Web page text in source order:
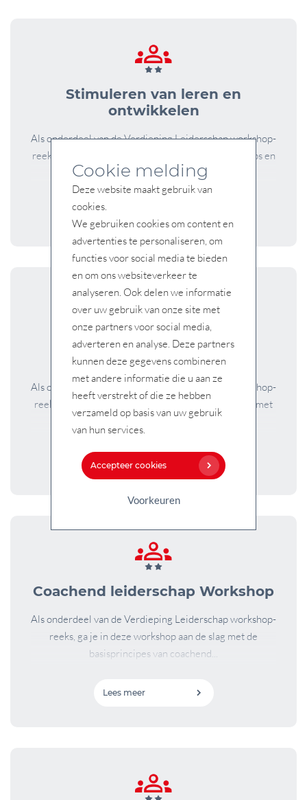
Stimuleren van leren en
ontwikkelen
Als onderdeel van de Verdieping Leiderschap workshop-
reeks, gaan we in deze workshop in op praktische tips en
vaardigheden die jij...
Lees meer
Omgaan met verandering
Workshop
Als onderdeel van de Verdieping Leiderschap workshop-
reeks, leer je in de workshop wat verandering doet met
jezelf en anderen, hoe...
Lees meer
Coachend leiderschap Workshop
Als onderdeel van de Verdieping Leiderschap workshop-
reeks, ga je in deze workshop aan de slag met de
basisprincipes van coachend...
Lees meer
Cookie melding
Deze website maakt gebruik van
cookies.
We gebruiken cookies om content en
advertenties te personaliseren, om
functies voor social media te bieden
en om ons websiteverkeer te
analyseren. Ook delen we informatie
over uw gebruik van onze site met
onze partners voor social media,
adverteren en analyse. Deze partners
kunnen deze gegevens combineren
met andere informatie die u aan ze
heeft verstrekt of die ze hebben
verzameld op basis van uw gebruik
van hun services.
Accepteer cookies
Voorkeuren